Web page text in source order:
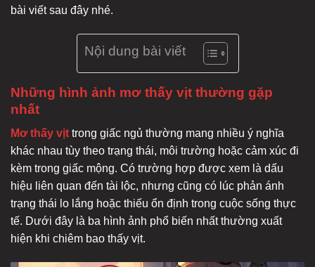
bài viết sau đây nhé.
Nội dung bài viết
Những hình ảnh mơ thấy vịt thường gặp
nhất
Mơ thấy vịt trong giấc ngủ thường mang nhiều ý nghĩa
khác nhau tùy theo trạng thái, môi trường hoặc cảm xúc đi
kèm trong giấc mộng. Có trường hợp được xem là dấu
hiệu liên quan đến tài lộc, nhưng cũng có lúc phản ánh
trạng thái lo lắng hoặc thiếu ổn định trong cuộc sống thực
tế. Dưới đây là ba hình ảnh phổ biến nhất thường xuất
hiện khi chiêm bao thấy vịt.